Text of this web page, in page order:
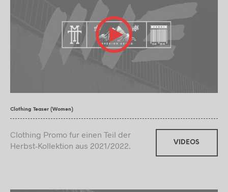
Clothing Teaser (Women)
Clothing Promo fur einen Teil der
Herbst-Kollektion aus 2021/2022.
VIDEOS